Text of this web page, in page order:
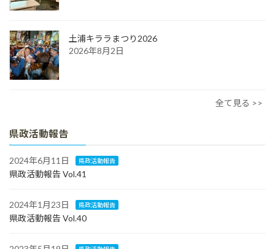
土浦キララまつり2026
2026年8月2日
全て見る >>
県政活動報告
2024年6月11日 県政活動報告
県政活動報告 Vol.41
2024年1月23日 県政活動報告
県政活動報告 Vol.40